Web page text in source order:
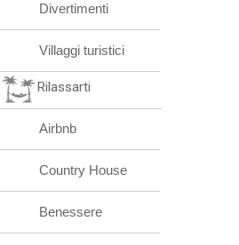
Divertimenti
Villaggi turistici
Rilassarti
Airbnb
Country House
Benessere